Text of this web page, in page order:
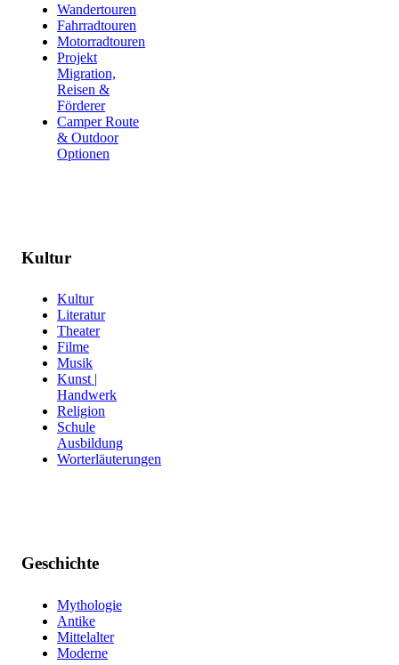
Wandertouren
Fahrradtouren
Motorradtouren
Projekt
Migration,
Reisen &
Förderer
Camper Route
& Outdoor
Optionen
Kultur
Kultur
Literatur
Theater
Filme
Musik
Kunst |
Handwerk
Religion
Schule
Ausbildung
Worterläuterungen
Geschichte
Mythologie
Antike
Mittelalter
Moderne